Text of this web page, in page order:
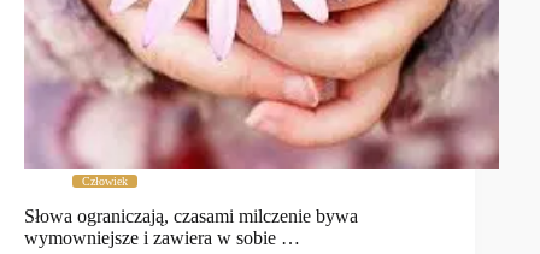
Człowiek
Słowa ograniczają, czasami milczenie bywa
wymowniejsze i zawiera w sobie …